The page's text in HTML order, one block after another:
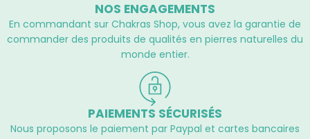
NOS ENGAGEMENTS
En commandant sur Chakras Shop, vous avez la garantie de
commander des produits de qualités en pierres naturelles du
monde entier.
PAIEMENTS SÉCURISÉS
Nous proposons le paiement par Paypal et cartes bancaires